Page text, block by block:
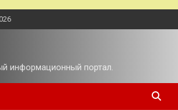
информационный портал.